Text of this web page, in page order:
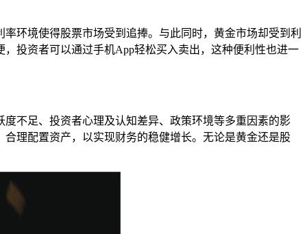
环境使得股票市场受到追捧。与此同时，黄金市场却受到利
投资者可以通过手机App轻松买入卖出，这种便利性也进一
不足、投资者心理及认知差异、政策环境等多重因素的影
理配置资产，以实现财务的稳健增长。无论是黄金还是股